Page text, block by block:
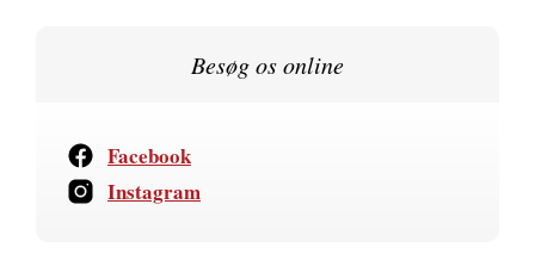
Besøg os online
Facebook
Instagram